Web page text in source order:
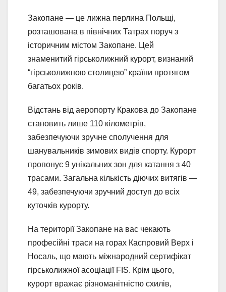
Закопане — це лижна перлина Польщі,
розташована в північних Татрах поруч з
історичним містом Закопане. Цей
знаменитий гірськолижний курорт, визнаний
“гірськолижною столицею” країни протягом
багатьох років.
Відстань від аеропорту Кракова до Закопане
становить лише 110 кілометрів,
забезпечуючи зручне сполучення для
шанувальників зимових видів спорту. Курорт
пропонує 9 унікальних зон для катання з 40
трасами. Загальна кількість діючих витягів —
49, забезпечуючи зручний доступ до всіх
куточків курорту.
На території Закопане на вас чекають
професійні траси на горах Каспровий Верх і
Носаль, що мають міжнародний сертифікат
гірськолижної асоціації FIS. Крім цього,
курорт вражає різноманітністю схилів,